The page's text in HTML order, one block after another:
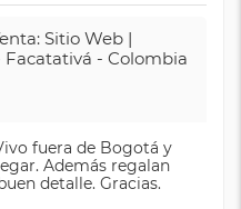
Sitio Web |
- Colombia
fuera de Bogotá y
Además regalan
detalle. Gracias.